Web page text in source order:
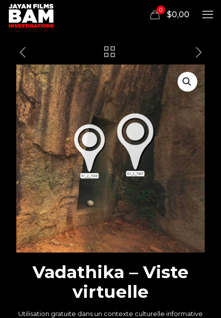
0 $0,00
Vadathika – Viste
virtuelle
Utilisation gratuite dans un contexte culturelle informative